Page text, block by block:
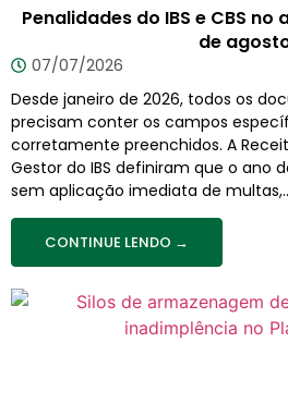
Penalidades do IBS e CBS
de
07/07/2026
Desde janeiro de 2026, todos os
precisam conter os campos
corretamente preenchidos. A
Gestor do IBS definiram que o ano
sem aplicação imediata de
CONTINUE LENDO →